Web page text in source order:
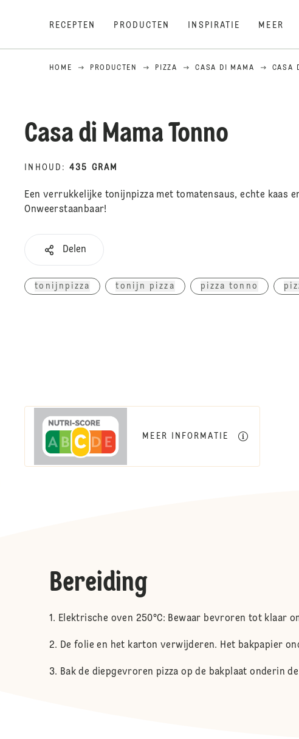
RECEPTEN PRODUCTEN INSPIRATIE MEER
HOME PRODUCTEN PIZZA CASA DI MAMA CASA
Casa di Mama Tonno
INHOUD : 435 GRAM
Een verrukkelijke tonijnpizza met tomatensaus, echte kaas
Onweerstaanbaar!
Delen
tonijnpizza tonijn pizza pizza tonno
MEER INFORMATIE
Bereiding
Elektrische oven 250°C: Bewaar bevroren tot klaar
De folie en het karton verwijderen. Het bakpapier
Bak de diepgevroren pizza op de bakplaat onderin